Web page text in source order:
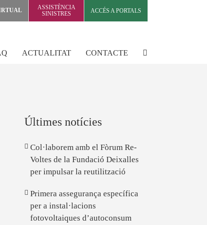
ASSISTÈNCIA
SINISTRES
ACCÉS A PORTALS
ACTUALITAT CONTACTE
Últimes notícies
Col·laborem amb el Fòrum Re-
Voltes de la Fundació Deixalles
per impulsar la reutilització
Primera assegurança específica
per a instal·lacions
fotovoltaiques d’autoconsum